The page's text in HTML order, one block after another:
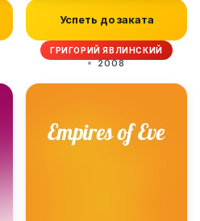
Успеть до заката
ГРИГОРИЙ ЯВЛИНСКИЙ
2008